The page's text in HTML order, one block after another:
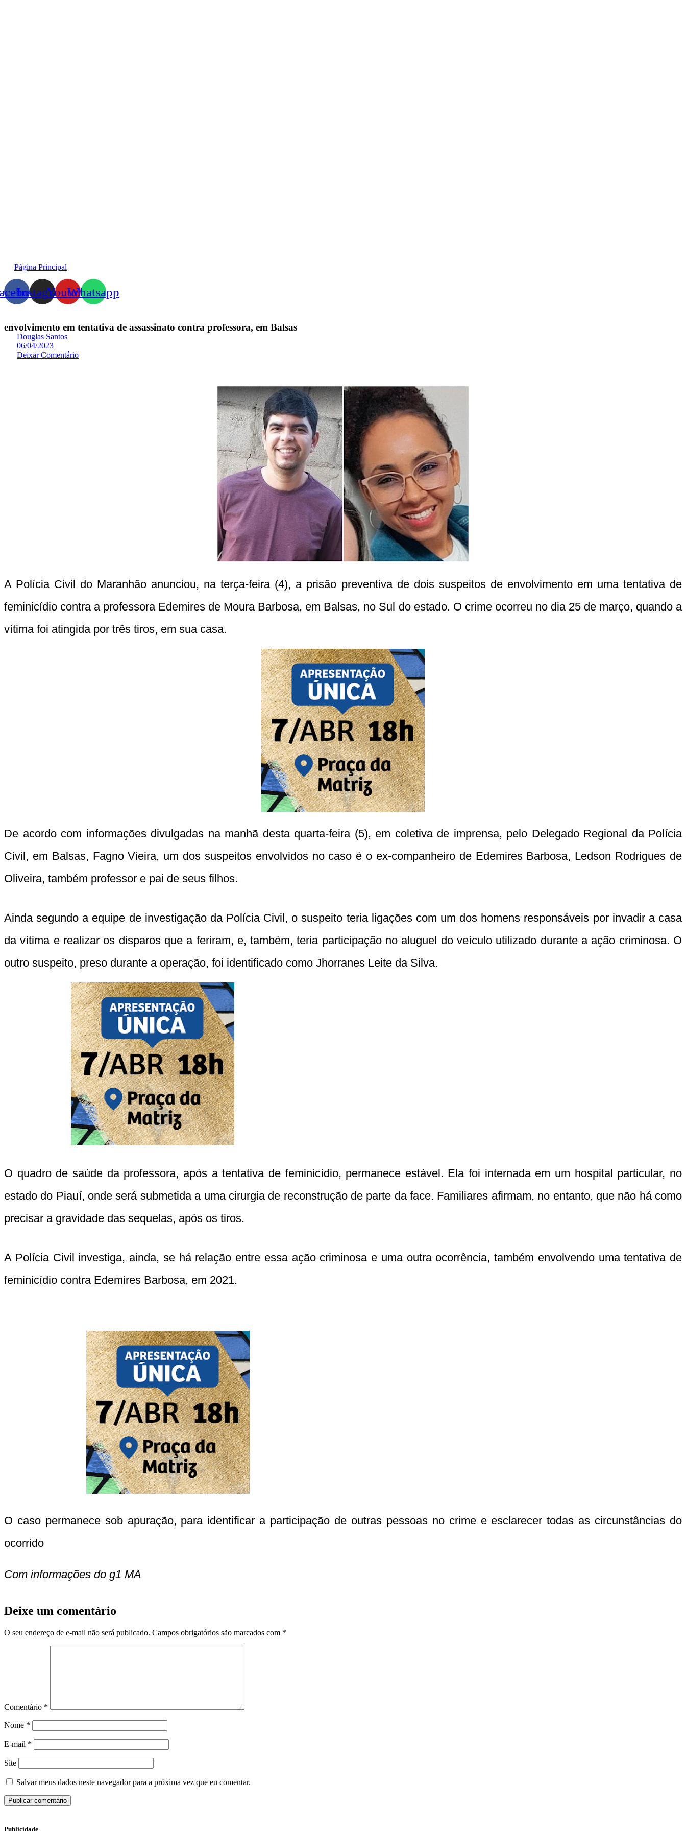
Página Principal
InstagramYoutubeWhatsapp
envolvimento em tentativa de assassinato contra professora, em Balsas
Douglas Santos
06/04/2023
Deixar Comentário
A Polícia Civil do Maranhão anunciou, na terça-feira (4), a prisão preventiva de dois suspeitos de envolvimento em uma tentativa de
feminicídio contra a professora Edemires de Moura Barbosa, em Balsas, no Sul do estado. O crime ocorreu no dia 25 de março, quando a
vítima foi atingida por três tiros, em sua casa.
De acordo com informações divulgadas na manhã desta quarta-feira (5), em coletiva de imprensa, pelo Delegado Regional da Polícia
Civil, em Balsas, Fagno Vieira, um dos suspeitos envolvidos no caso é o ex-companheiro de Edemires Barbosa, Ledson Rodrigues de
Oliveira, também professor e pai de seus filhos.
Ainda segundo a equipe de investigação da Polícia Civil, o suspeito teria ligações com um dos homens responsáveis por invadir a casa
da vítima e realizar os disparos que a feriram, e, também, teria participação no aluguel do veículo utilizado durante a ação criminosa. O
outro suspeito, preso durante a operação, foi identificado como Jhorranes Leite da Silva.
O quadro de saúde da professora, após a tentativa de feminicídio, permanece estável. Ela foi internada em um hospital particular, no
estado do Piauí, onde será submetida a uma cirurgia de reconstrução de parte da face. Familiares afirmam, no entanto, que não há como
precisar a gravidade das sequelas, após os tiros.
A Polícia Civil investiga, ainda, se há relação entre essa ação criminosa e uma outra ocorrência, também envolvendo uma tentativa de
feminicídio contra Edemires Barbosa, em 2021.
O caso permanece sob apuração, para identificar a participação de outras pessoas no crime e esclarecer todas as circunstâncias do
ocorrido
Com informações do g1 MA
Deixe um comentário
O seu endereço de e-mail não será publicado. Campos obrigatórios são marcados com *
Comentário *
Nome *
E-mail *
Site
Salvar meus dados neste navegador para a próxima vez que eu comentar.
Publicidade